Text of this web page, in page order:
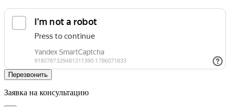
Перезвонить
Заявка на консультацию